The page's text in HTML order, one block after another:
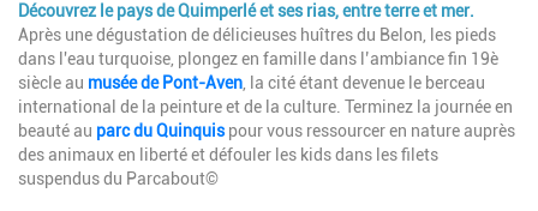
Découvrez le pays de Quimperlé et ses rias, entre terre et mer.
Après une dégustation de délicieuses huîtres du Belon, les pieds
dans l'eau turquoise, plongez en famille dans l’ambiance fin 19è
siècle au musée de Pont-Aven, la cité étant devenue le berceau
international de la peinture et de la culture. Terminez la journée en
beauté au parc du Quinquispour vous ressourcer en nature auprès
des animaux en liberté et défouler les kids dans les filets
suspendus du Parcabout©